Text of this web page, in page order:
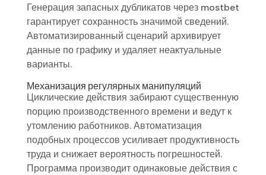
Генерация запасных дубликатов через mostbet
гарантирует сохранность значимой сведений.
Автоматизированный сценарий архивирует
данные по графику и удаляет неактуальные
варианты.
Механизация регулярных манипуляций
Циклические действия забирают существенную
порцию производственного времени и ведут к
утомлению работников. Автоматизация
подобных процессов усиливает продуктивность
труда и снижает вероятность погрешностей.
Программа производит одинаковые действия с